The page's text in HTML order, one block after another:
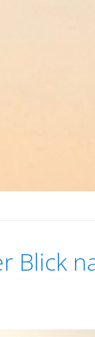
Blick